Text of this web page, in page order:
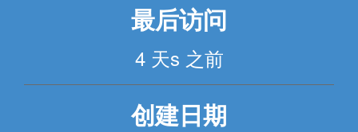
最后访问
4 天s 之前
创建日期